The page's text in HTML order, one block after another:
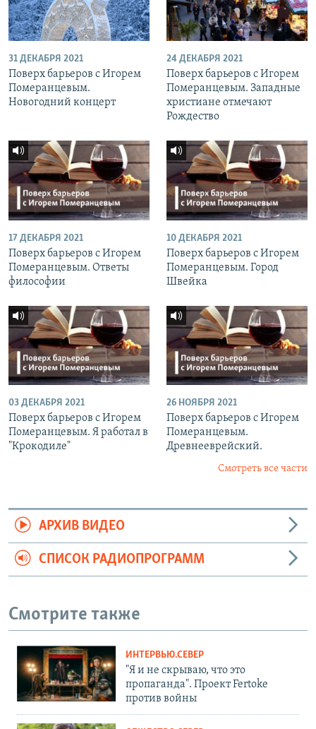
31 ДЕКАБРЯ 2021
Поверх барьеров с Игорем
Померанцевым.
Новогодний концерт
24 ДЕКАБРЯ 2021
Поверх барьеров с Игорем
Померанцевым. Западные
христиане отмечают
Рождество
17 ДЕКАБРЯ 2021
Поверх барьеров с Игорем
Померанцевым. Ответы
философии
10 ДЕКАБРЯ 2021
Поверх барьеров с Игорем
Померанцевым. Город
Швейка
03 ДЕКАБРЯ 2021
Поверх барьеров с Игорем
Померанцевым. Я работал в
"Крокодиле"
26 НОЯБРЯ 2021
Поверх барьеров с Игорем
Померанцевым.
Древнееврейский.
Смотреть все части
АРХИВ ВИДЕО
СПИСОК РАДИОПРОГРАММ
Смотрите также
ИНТЕРВЬЮ.СЕВЕР
"Я и не скрываю, что это
пропаганда". Проект Fertoke
против войны